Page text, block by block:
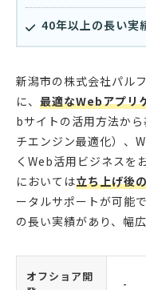
40年以上の長い実
新潟市の株式会社パル
に、 最適なWebアプリ
bサイトの活用方法か
チエンジン最適化）、
くWeb活用ビジネスを
においては立ち上げ後
ータルサポートが可能
の長い実績があり、幅
オフショア開
-